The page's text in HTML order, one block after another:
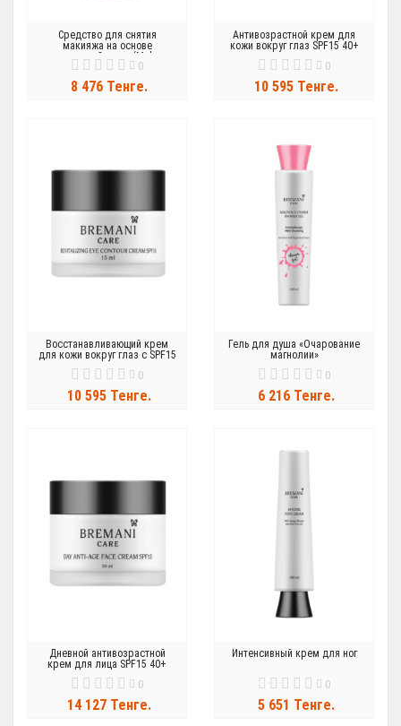
Cредство для снятия
макияжа на основе
мицеллярной воды (Make-up
Remover)
0
8 476 Тенге.
Антивозрастной крем для
кожи вокруг глаз SPF15 40+
0
10 595 Тенге.
Восстанавливающий крем
для кожи вокруг глаз с SPF15
0
10 595 Тенге.
Гель для душа «Очарование
магнолии»
0
6 216 Тенге.
Дневной антивозрастной
крем для лица SPF15 40+
0
14 127 Тенге.
Интенсивный крем для ног
0
5 651 Тенге.